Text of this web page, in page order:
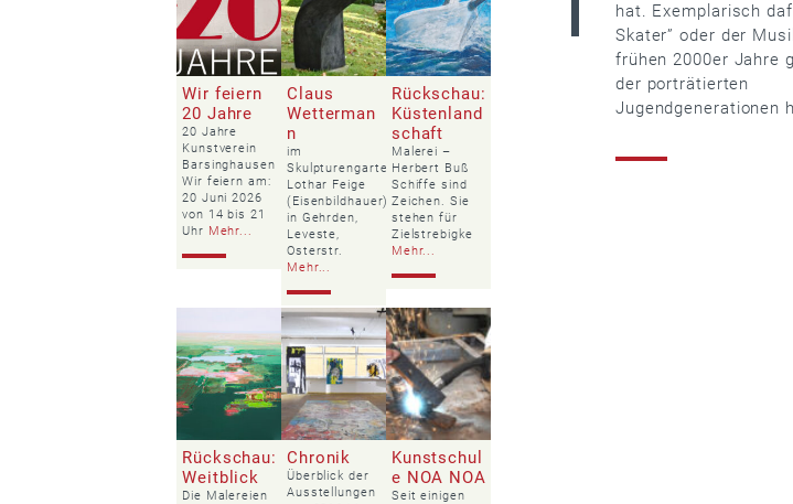
hat. Exemplarisch
Skater” oder der
frühen 2000er Jahre
der porträtierten
Jugendgenerationen
Wir feiern
20 Jahre
20 Jahre
Kunstverein
Barsinghausen
Wir feiern am:
20 Juni 2026
von 14 bis 21
Uhr Mehr...
Claus
Wetterman
n
im
Skulpturengarten
Lothar Feige
(Eisenbildhauer)
in Gehrden,
Leveste,
Osterstr.
Mehr...
Rückschau:
Küstenland
schaft
Malerei –
Herbert Buß
Schiffe sind
Zeichen. Sie
stehen für
Zielstrebigke
Mehr...
Rückschau:
Weitblick
Die Malereien
Chronik
Überblick der
Ausstellungen
Kunstschul
e NOA NOA
Seit einigen